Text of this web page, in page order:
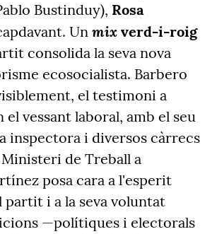
Bustinduy), Rosa
Un mix verd-i-roig
consolida la seva nova
ecosocialista. Barbero
el testimoni a
el vessant laboral, amb el seu
inspectora i diversos càrrecs
de Treball a
posa cara a l'esperit
partit i a la seva voluntat
—polítiques i electorals